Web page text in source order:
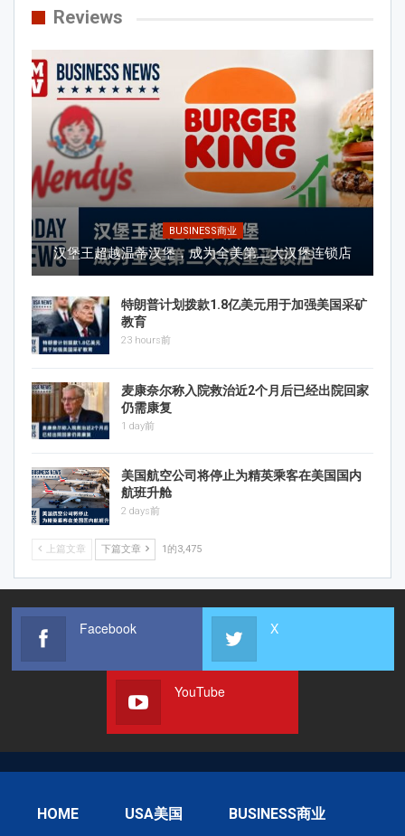
Reviews
BUSINESS商业
汉堡王超越温蒂汉堡，成为全美第二大汉堡连锁店
特朗普计划拨款1.8亿美元用于加强美国采矿
教育
23 hours前
麦康奈尔称入院救治近2个月后已经出院回家
仍需康复
1 day前
美国航空公司将停止为精英乘客在美国国内
航班升舱
2 days前
上篇文章 下篇文章 1的3,475
Facebook X
YouTube
HOME USA美国 BUSINESS商业